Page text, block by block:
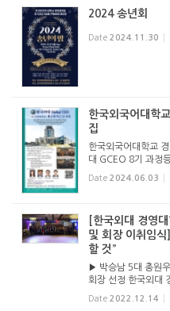
2024 송년회
Date 2024.11.30
한국외국어대학
집
한국외국어대학교
대 GCEO 8기 과정
8 세계로 뻗어 나가
국어대학교 경영대
Date 2024.06.03
[한국외대 경영
및 회장 이취임
할 것”
▶ 박승남 5대 총원
회장 선정 한국외대
및 회장 이취임식에
는) 맨 앞줄 왼쪽부
Date 2022.12.14